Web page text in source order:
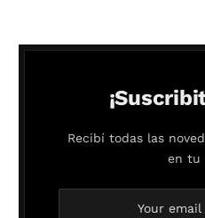
Recibí todas las
en tu